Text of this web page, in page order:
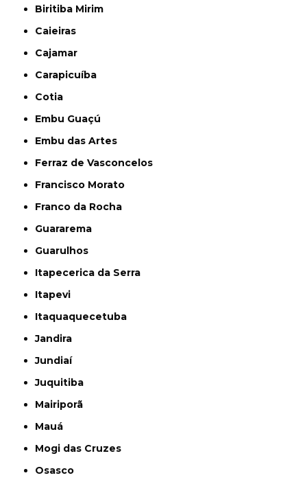
Biritiba Mirim
Caieiras
Cajamar
Carapicuíba
Cotia
Embu Guaçú
Embu das Artes
Ferraz de Vasconcelos
Francisco Morato
Franco da Rocha
Guararema
Guarulhos
Itapecerica da Serra
Itapevi
Itaquaquecetuba
Jandira
Jundiaí
Juquitiba
Mairiporã
Mauá
Mogi das Cruzes
Osasco